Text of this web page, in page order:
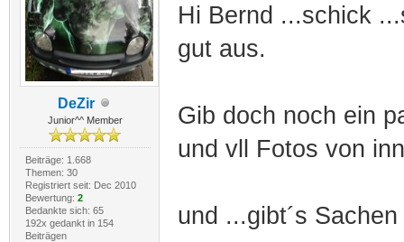
DeZir
Junior^^ Member
Beiträge: 1.668
Themen: 30
Registriert seit: Dec 2010
Bewertung: 2
Bedankte sich: 65
192x gedankt in 154
Beiträgen
Hi Bernd ...schick
gut aus.
Gib doch noch ein
und vll Fotos von
und ...gibt´s